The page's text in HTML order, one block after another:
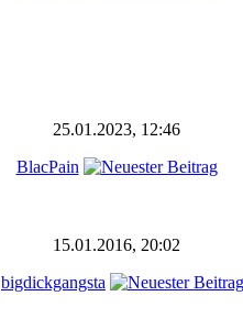
25.01.2023, 12:46
BlacPain
15.01.2016, 20:02
bigdickgangsta